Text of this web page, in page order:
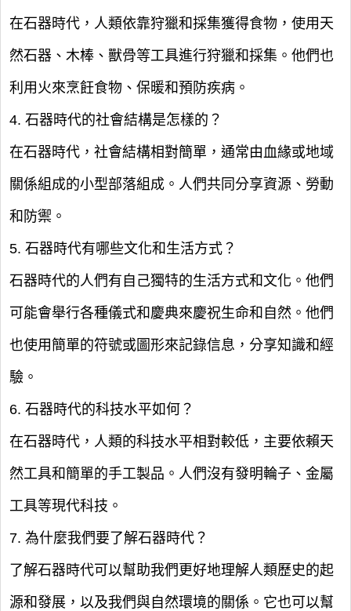
在石器時代，人類依靠狩獵和採集獲得食物，使用天
然石器、木棒、獸骨等工具進行狩獵和採集。他們也
利用火來烹飪食物、保暖和預防疾病。
4. 石器時代的社會結構是怎樣的？
在石器時代，社會結構相對簡單，通常由血緣或地域
關係組成的小型部落組成。人們共同分享資源、勞動
和防禦。
5. 石器時代有哪些文化和生活方式？
石器時代的人們有自己獨特的生活方式和文化。他們
可能會舉行各種儀式和慶典來慶祝生命和自然。他們
也使用簡單的符號或圖形來記錄信息，分享知識和經
驗。
6. 石器時代的科技水平如何？
在石器時代，人類的科技水平相對較低，主要依賴天
然工具和簡單的手工製品。人們沒有發明輪子、金屬
工具等現代科技。
7. 為什麼我們要了解石器時代？
了解石器時代可以幫助我們更好地理解人類歷史的起
源和發展，以及我們與自然環境的關係。它也可以幫